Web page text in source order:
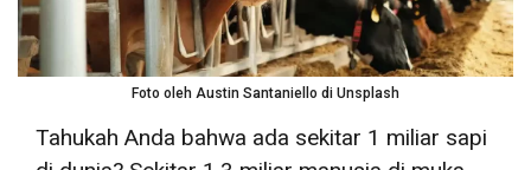
Foto oleh Austin Santaniello di Unsplash
Tahukah Anda bahwa ada sekitar 1 miliar sapi